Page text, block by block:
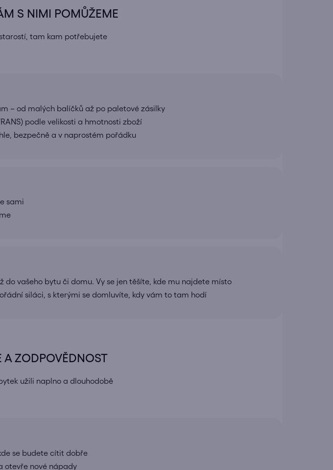
S NIMI POMŮŽEME
tam kam potřebujete
– od malých balíčků až po paletové zásilky
podle velikosti a hmotnosti zboží
bezpečně a v naprostém pořádku
sami
do vašeho bytu či domu. Vy se jen těšíte, kde mu najdete místo
siláci, s kterými se domluvíte, kdy vám to tam hodí
A ZODPOVĚDNOST
užili naplno a dlouhodobě
se budete cítit dobře
otevře nové nápady